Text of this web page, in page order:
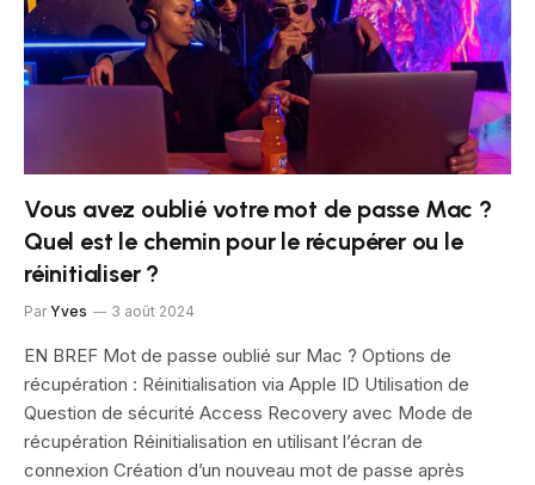
Vous avez oublié votre mot de passe Mac ?
Quel est le chemin pour le récupérer ou le
réinitialiser ?
Par Yves 3 août 2024
EN BREF Mot de passe oublié sur Mac ? Options de
récupération : Réinitialisation via Apple ID Utilisation de
Question de sécurité Access Recovery avec Mode de
récupération Réinitialisation en utilisant l’écran de
connexion Création d’un nouveau mot de passe après